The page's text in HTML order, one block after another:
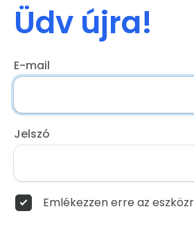
Üdv újra!
E-mail
Jelszó
Emlékezzen erre az